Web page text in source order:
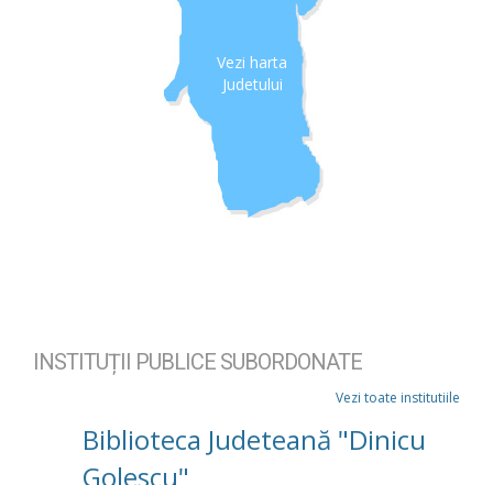
Vezi harta
Judetului
INSTITUȚII PUBLICE SUBORDONATE
Vezi toate institutiile
Biblioteca Judeteană "Dinicu
Golescu"